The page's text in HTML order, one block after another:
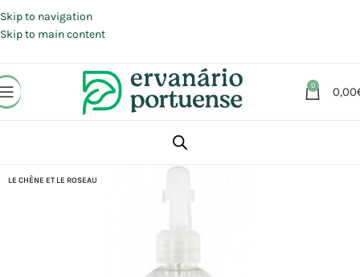
Skip to navigation
Skip to main content
0 0,00
Animais | Casa | Lar
LE CHÊNE ET LE ROSEAU